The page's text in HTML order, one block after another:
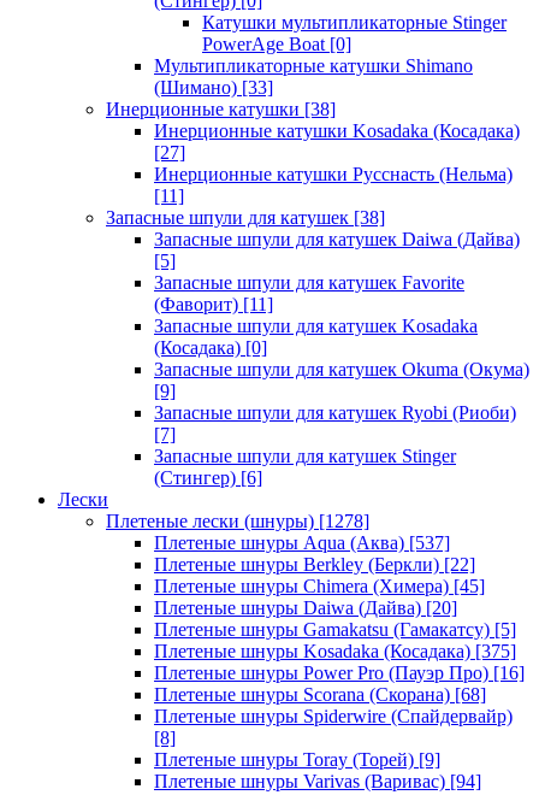
Катушки мультипликаторные Stinger
PowerAge Boat [0]
Мультипликаторные катушки Shimano
(Шимано) [33]
Инерционные катушки [38]
Инерционные катушки Kosadaka (Косадака)
[27]
Инерционные катушки Русснасть (Нельма)
[11]
Запасные шпули для катушек [38]
Запасные шпули для катушек Daiwa (Дайва)
[5]
Запасные шпули для катушек Favorite
(Фаворит) [11]
Запасные шпули для катушек Kosadaka
(Косадака) [0]
Запасные шпули для катушек Okuma (Окума)
[9]
Запасные шпули для катушек Ryobi (Риоби)
[7]
Запасные шпули для катушек Stinger
(Стингер) [6]
Лески
Плетеные лески (шнуры) [1278]
Плетеные шнуры Aqua (Аква) [537]
Плетеные шнуры Berkley (Беркли) [22]
Плетеные шнуры Chimera (Химера) [45]
Плетеные шнуры Daiwa (Дайва) [20]
Плетеные шнуры Gamakatsu (Гамакатсу) [5]
Плетеные шнуры Kosadaka (Косадака) [375]
Плетеные шнуры Power Pro (Пауэр Про) [16]
Плетеные шнуры Scorana (Скорана) [68]
Плетеные шнуры Spiderwire (Спайдервайр)
[8]
Плетеные шнуры Toray (Торей) [9]
Плетеные шнуры Varivas (Варивас) [94]